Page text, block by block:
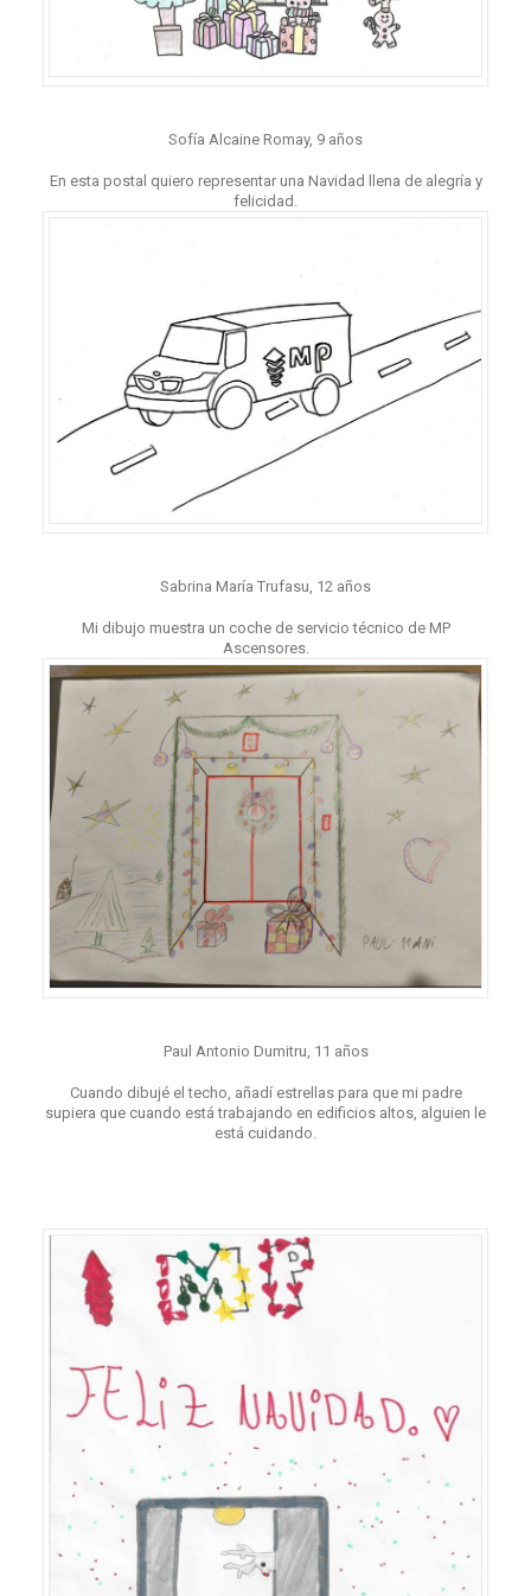
Sofía Alcaine Romay, 9 años
En esta postal quiero representar una Navidad llena de alegría y
felicidad.
Sabrina María Trufasu, 12 años
Mi dibujo muestra un coche de servicio técnico de MP
Ascensores.
Paul Antonio Dumitru, 11 años
Cuando dibujé el techo, añadí estrellas para que mi padre
supiera que cuando está trabajando en edificios altos, alguien le
está cuidando.